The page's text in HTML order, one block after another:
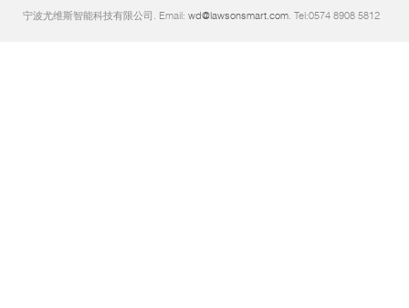
宁波尤维斯智能科技有限公司. Email: wd@lawsonsmart.com. Tel:0574 8908 5812